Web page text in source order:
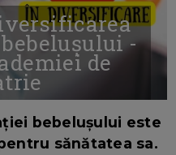
-
de
bebelușului este
sănătatea sa.